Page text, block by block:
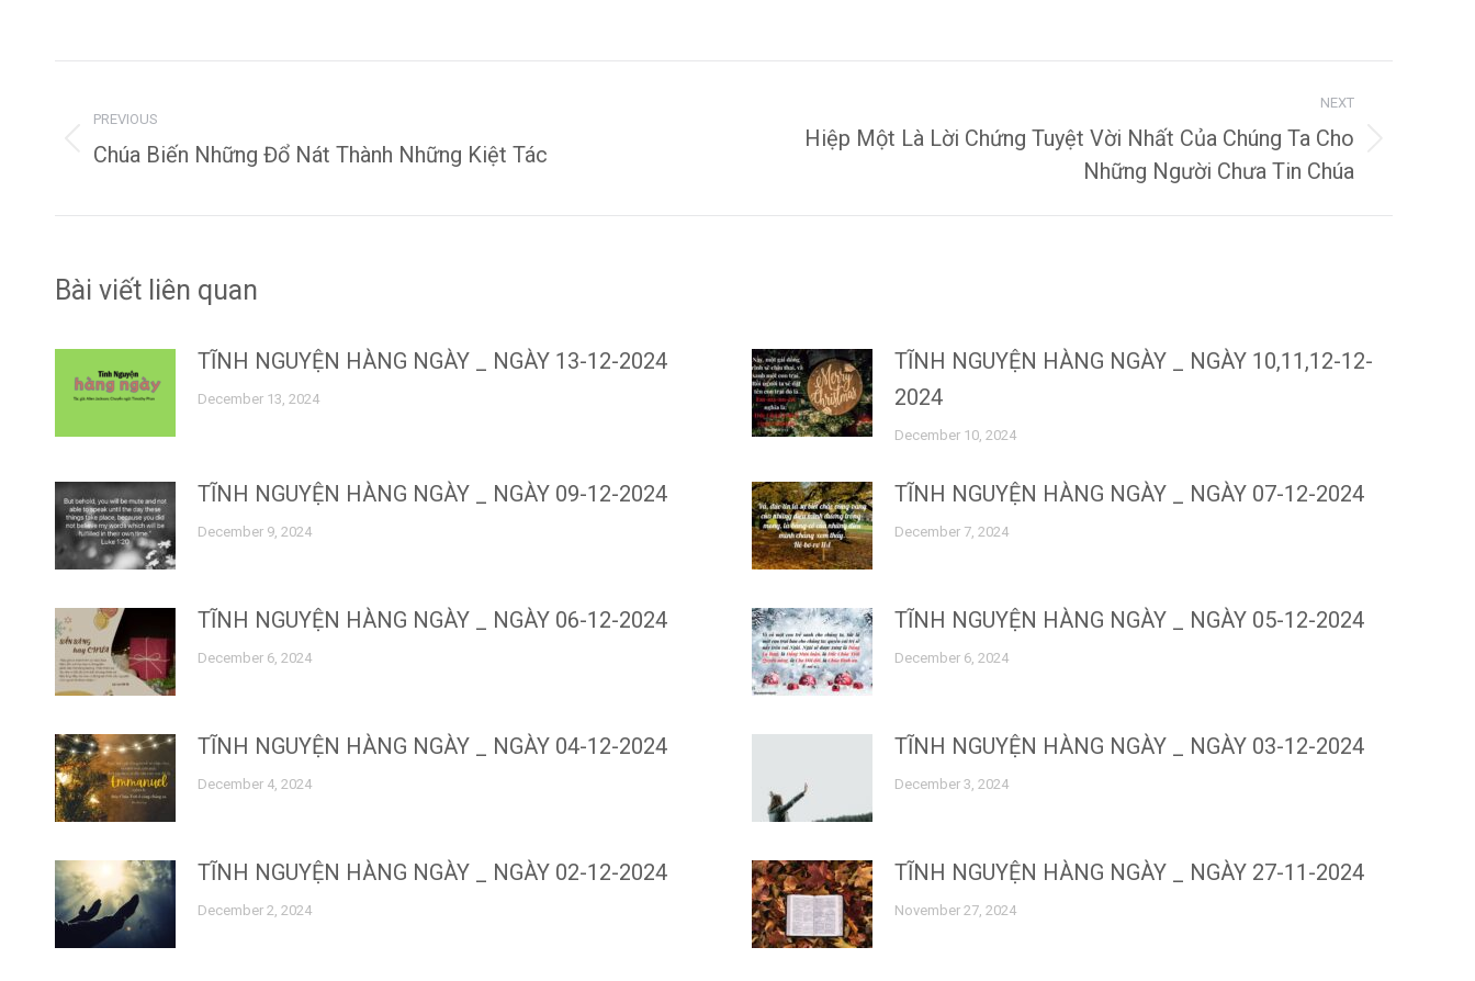
navigation
PREVIOUS
Previous
Chúa Biến Những Đổ Nát Thành Những Kiệt Tác
NEXT
Hiệp Một Là Lời Chứng Tuyệt Vời Nhất Của Chúng Ta Cho
Những Người Chưa Tin Chúa
Bài viết liên quan
TĨNH NGUYỆN HÀNG NGÀY _ NGÀY 13-12-2024
December 13, 2024
TĨNH NGUYỆN HÀNG NGÀY _ NGÀY 10,11,12-12-
2024
December 10, 2024
TĨNH NGUYỆN HÀNG NGÀY _ NGÀY 09-12-2024
December 9, 2024
TĨNH NGUYỆN HÀNG NGÀY _ NGÀY 07-12-2024
December 7, 2024
TĨNH NGUYỆN HÀNG NGÀY _ NGÀY 06-12-2024
December 6, 2024
TĨNH NGUYỆN HÀNG NGÀY _ NGÀY 05-12-2024
December 6, 2024
TĨNH NGUYỆN HÀNG NGÀY _ NGÀY 04-12-2024
December 4, 2024
TĨNH NGUYỆN HÀNG NGÀY _ NGÀY 03-12-2024
December 3, 2024
TĨNH NGUYỆN HÀNG NGÀY _ NGÀY 02-12-2024
December 2, 2024
TĨNH NGUYỆN HÀNG NGÀY _ NGÀY 27-11-2024
November 27, 2024